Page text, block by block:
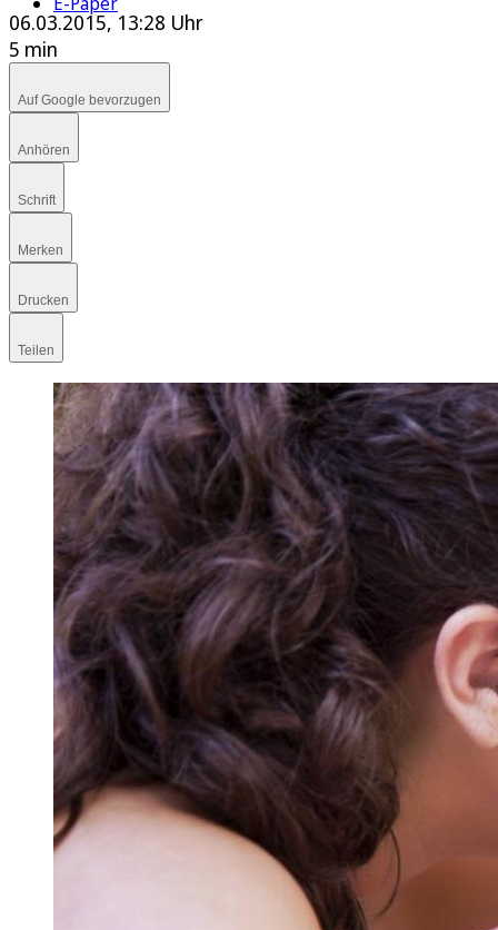
06.03.2015, 13:28 Uhr
5 min
Auf Google bevorzugen
Anhören
Schrift
Merken
Drucken
Teilen